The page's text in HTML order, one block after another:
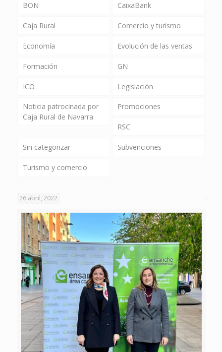
BON CaixaBank
Caja Rural Comercio y turismo
Economía Evolución de las ventas
Formación GN
ICO Legislación
Noticia patrocinada por
Caja Rural de Navarra
Promociones
RSC
Sin categorizar Subvenciones
Turismo y comercio
26 abril, 2022